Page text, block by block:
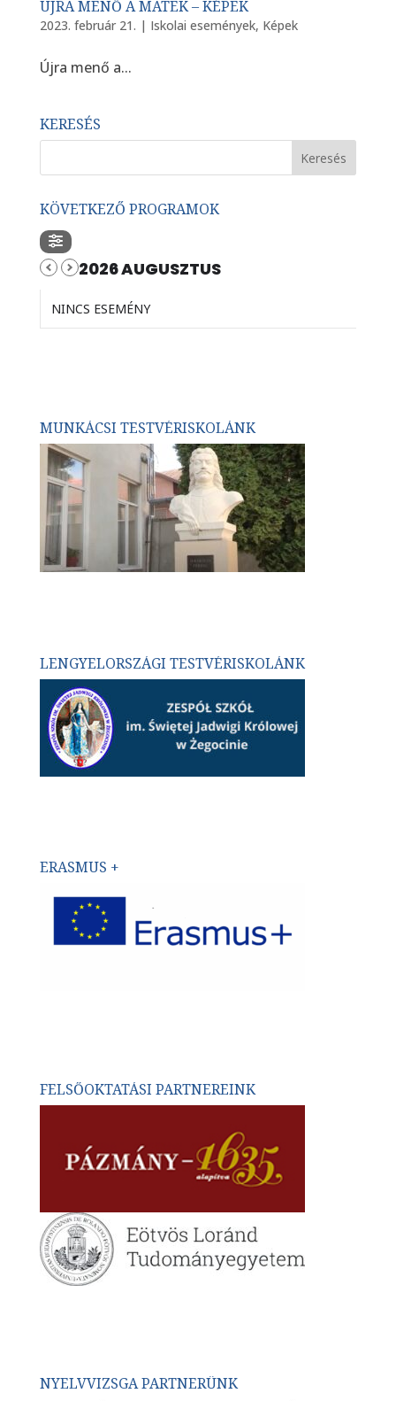
ÚJRA MENŐ A MATEK – KÉPEK
2023. február 21. | Iskolai események, Képek
Újra menő a...
KERESÉS
KÖVETKEZŐ PROGRAMOK
2026 AUGUSZTUS
NINCS ESEMÉNY
MUNKÁCSI TESTVÉRISKOLÁNK
LENGYELORSZÁGI TESTVÉRISKOLÁNK
ERASMUS +
FELSŐOKTATÁSI PARTNEREINK
NYELVVIZSGA PARTNERÜNK